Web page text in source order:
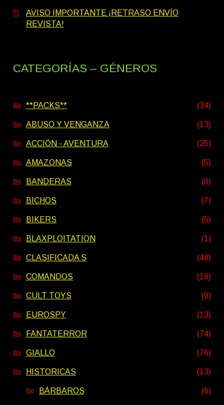
AVISO IMPORTANTE ¡RETRASO ENVÍO
REVISTA!
CATEGORÍAS – GÉNEROS
**PACKS** (34)
ABUSO Y VENGANZA (13)
ACCIÓN - AVENTURA (25)
AMAZONAS (5)
BANDERAS (0)
BICHOS (7)
BIKERS (5)
BLAXPLOITATION (1)
CLASIFICADA S (48)
COMANDOS (18)
CULT TOYS (0)
EUROSPY (13)
FANTATERROR (74)
GIALLO (76)
HISTORICAS (13)
BÁRBAROS (6)